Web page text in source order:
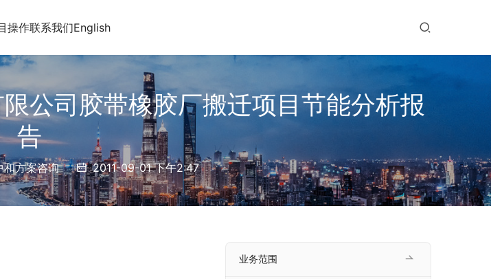
操作联系我们English
公司胶带橡胶厂搬迁项目节能分析报
告
和方案咨询 2011-09-01 下午2:47
业务范围